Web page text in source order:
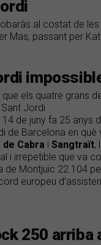
al costat de les
Mas, passant per
els quatre grans
Jordi
de juny fa 25 anys
de Barcelona en què
de Cabra i Sangtraït,
i irrepetible que va
de Montjuïc 22.104
europeu
250 arriba